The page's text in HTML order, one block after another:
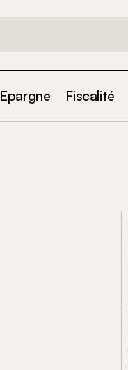
Epargne Fiscalité